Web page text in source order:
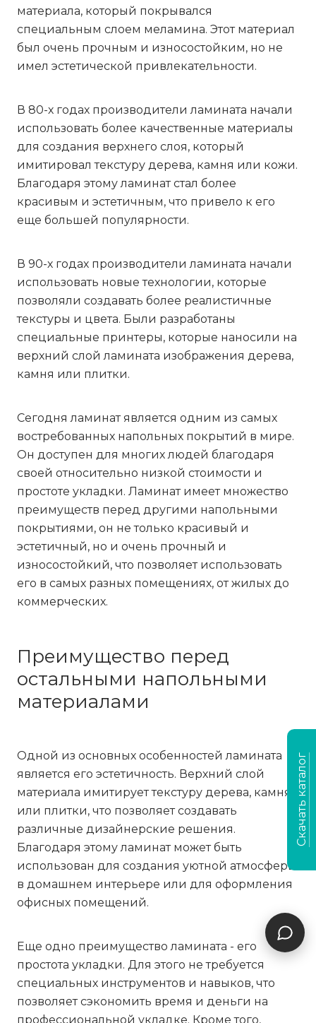
материала, который покрывался
специальным слоем меламина. Этот материал
был очень прочным и износостойким, но не
имел эстетической привлекательности.
В 80-х годах производители ламината начали
использовать более качественные материалы
для создания верхнего слоя, который
имитировал текстуру дерева, камня или кожи.
Благодаря этому ламинат стал более
красивым и эстетичным, что привело к его
еще большей популярности.
В 90-х годах производители ламината начали
использовать новые технологии, которые
позволяли создавать более реалистичные
текстуры и цвета. Были разработаны
специальные принтеры, которые наносили на
верхний слой ламината изображения дерева,
камня или плитки.
Сегодня ламинат является одним из самых
востребованных напольных покрытий в мире.
Он доступен для многих людей благодаря
своей относительно низкой стоимости и
простоте укладки. Ламинат имеет множество
преимуществ перед другими напольными
покрытиями, он не только красивый и
эстетичный, но и очень прочный и
износостойкий, что позволяет использовать
его в самых разных помещениях, от жилых до
коммерческих.
Преимущество перед
остальными напольными
материалами
Одной из основных особенностей ламината
является его эстетичность. Верхний слой
материала имитирует текстуру дерева, камня
или плитки, что позволяет создавать
различные дизайнерские решения.
Благодаря этому ламинат может быть
использован для создания уютной атмосферы
в домашнем интерьере или для оформления
офисных помещений.
Еще одно преимущество ламината - его
простота укладки. Для этого не требуется
специальных инструментов и навыков, что
позволяет сэкономить время и деньги на
профессиональной укладке. Кроме того,
Скачать каталог